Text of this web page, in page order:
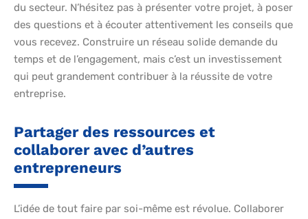
du secteur. N’hésitez pas à présenter votre projet, à poser
des questions et à écouter attentivement les conseils que
vous recevez. Construire un réseau solide demande du
temps et de l’engagement, mais c’est un investissement
qui peut grandement contribuer à la réussite de votre
entreprise.
Partager des ressources et
collaborer avec d’autres
entrepreneurs
L’idée de tout faire par soi-même est révolue. Collaborer